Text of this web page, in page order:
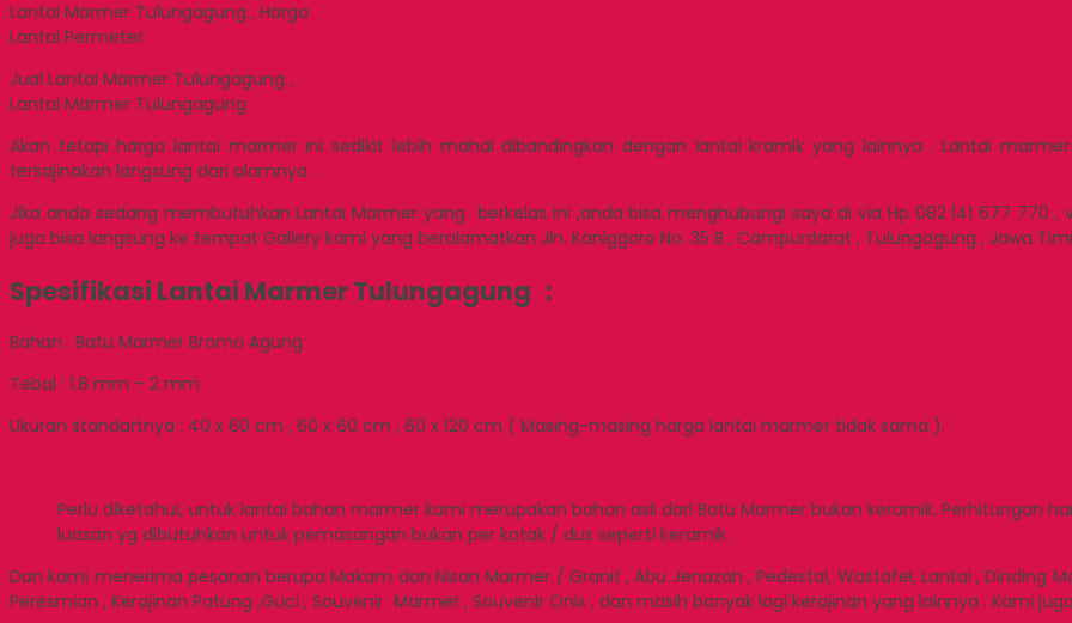
Jual Lantai Marmer Tulungagung ,
Lantai Marmer Tulungagung
Akan tetapi harga lantai marmer ini sedikit lebih mahal dibandingkan dengan lantai kramik yang lainnya . Lantai
tersajinakan langsung dari alamnya .
Jika anda sedang membutuhkan Lantai Marmer yang berkelas ini ,anda bisa menghubungi saya di via Hp 082 141 677 770 ,
juga bisa langsung ke tempat Gallery kami yang beralamatkan Jln. Kaniggoro No. 35 B , Campurdarat , Tulungagung , Jawa
Spesifikasi Lantai Marmer Tulungagung :
Bahan : Batu Marmer Bromo Agung
Tebal : 1.8 mm – 2 mm
Ukuran standartnya : 40 x 60 cm , 60 x 60 cm , 60 x 120 cm ( Masing-masing harga lantai marmer tidak sama ).
Perlu diketahui, untuk lantai bahan marmer kami merupakan bahan asli dari Batu Marmer bukan keramik. Perhitungan
luasan yg dibutuhkan untuk pemasangan bukan per kotak / dus seperti keramik.
Dan kami menerima pesanan berupa Makam dan Nisan Marmer / Granit , Abu Jenazah , Pedestal, Wastafel, Lantai , Dinding
Peresmian , Kerajinan Patung ,Guci , Souvenir Marmer , Souvenir Onix , dan masih banyak lagi kerajinan yang lainnya . Kami